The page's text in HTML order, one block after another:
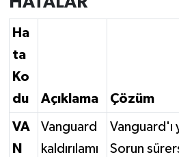
Ha
ta
Ko
du
Açıklama Çözüm
VA
N
Vanguard
kaldırılamı
Vanguard'ı
Sorun